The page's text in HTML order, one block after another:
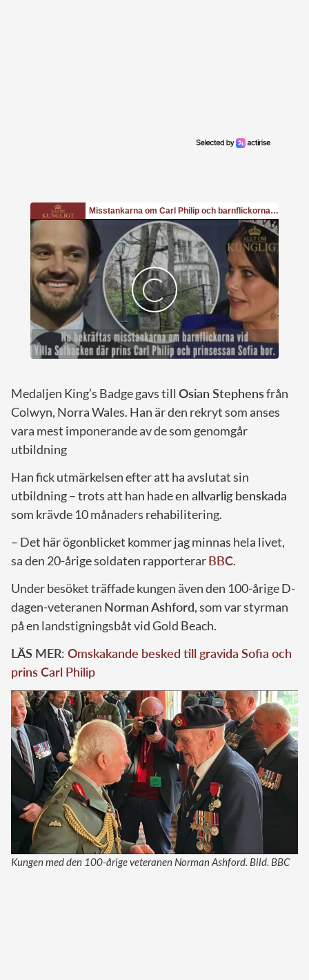
Medaljen King’s Badge gavs till Osian Stephensfrån
Colwyn, Norra Wales. Han är den rekryt som anses
vara mest imponerande av de som genomgår
utbildning
Han fick utmärkelsen efter att ha avslutat sin
utbildning – trots att han hadeen allvarlig benskada
som krävde 10 månaders rehabilitering.
– Det här ögonblicket kommer jag minnas hela livet,
sa den 20-årige soldaten rapporterarBBC.
Under besöket träffade kungen även den 100-årige D-
dagen-veteranen Norman Ashford, som var styrman
på en landstigningsbåt vid Gold Beach.
LÄS MER: Omskakande besked till gravida Sofia och
prins Carl Philip
Kungen med den 100-årige veteranen Norman Ashford. Bild. BBC